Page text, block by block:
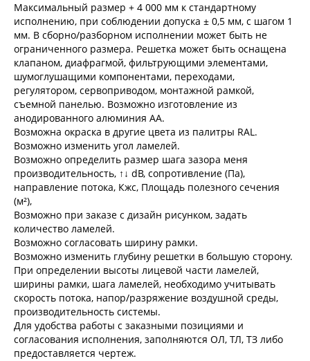
Максимальный размер + 4 000 мм к стандартному
исполнению, при соблюдении допуска ± 0,5 мм, с шагом 1
мм. В сборно/разборном исполнении может быть не
ограниченного размера. Решетка может быть оснащена
клапаном, диафрагмой, фильтрующими элементами,
шумоглушащими компонентами, переходами,
регулятором, сервоприводом, монтажной рамкой,
съемной панелью. Возможно изготовление из
анодированного алюминия АА.
Возможна окраска в другие цвета из палитры RAL.
Возможно изменить угол ламелей.
Возможно определить размер шага зазора меня
производительность, ↑↓ dB, сопротивление (Па),
направление потока, Кжс, Площадь полезного сечения
(м²),
Возможно при заказе с дизайн рисунком, задать
количество ламелей.
Возможно согласовать ширину рамки.
Возможно изменить глубину решетки в большую сторону.
При определении высоты лицевой части ламелей,
ширины рамки, шага ламелей, необходимо учитывать
скорость потока, напор/разряжение воздушной среды,
производительность системы.
Для удобства работы с заказными позициями и
согласования исполнения, заполняются ОЛ, ТЛ, ТЗ либо
предоставляется чертеж.